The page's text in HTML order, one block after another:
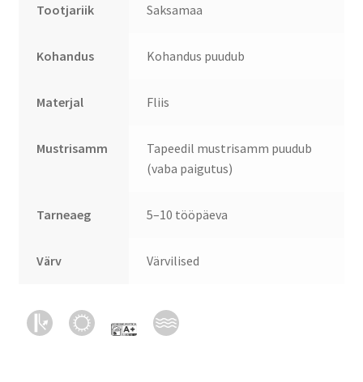
Tootjariik Saksamaa
Kohandus Kohandus puudub
Materjal Fliis
Mustrisamm
Tapeedil mustrisamm puudub
(vaba paigutus)
Tarneaeg 5–10 tööpäeva
Värv Värvilised